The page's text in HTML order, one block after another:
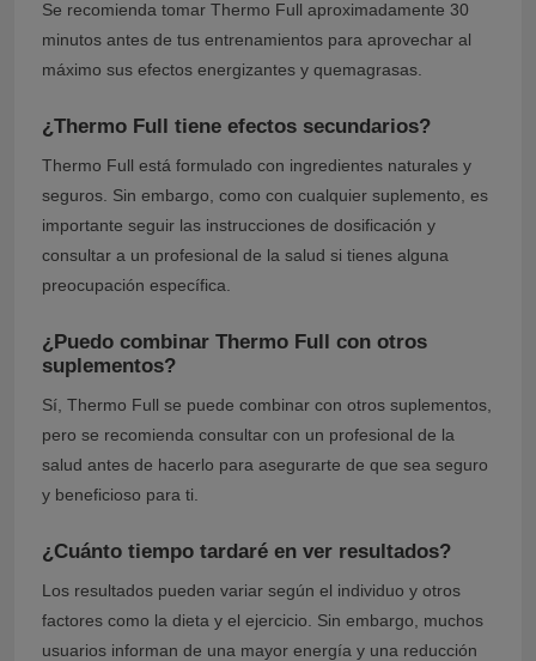
Se recomienda tomar Thermo Full aproximadamente 30
minutos antes de tus entrenamientos para aprovechar al
máximo sus efectos energizantes y quemagrasas.
¿Thermo Full tiene efectos secundarios?
Thermo Full está formulado con ingredientes naturales y
seguros. Sin embargo, como con cualquier suplemento, es
importante seguir las instrucciones de dosificación y
consultar a un profesional de la salud si tienes alguna
preocupación específica.
¿Puedo combinar Thermo Full con otros
suplementos?
Sí, Thermo Full se puede combinar con otros suplementos,
pero se recomienda consultar con un profesional de la
salud antes de hacerlo para asegurarte de que sea seguro
y beneficioso para ti.
¿Cuánto tiempo tardaré en ver resultados?
Los resultados pueden variar según el individuo y otros
factores como la dieta y el ejercicio. Sin embargo, muchos
usuarios informan de una mayor energía y una reducción